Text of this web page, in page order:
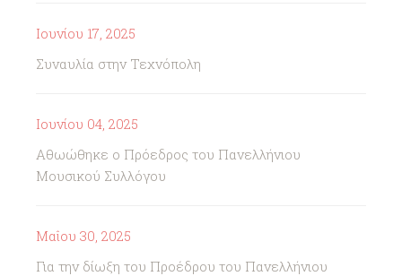
Ιουνίου 17, 2025
Συναυλία στην Τεχνόπολη
Ιουνίου 04, 2025
Αθωώθηκε ο Πρόεδρος του Πανελλήνιου
Μουσικού Συλλόγου
Μαΐου 30, 2025
Για την δίωξη του Προέδρου του Πανελλήνιου